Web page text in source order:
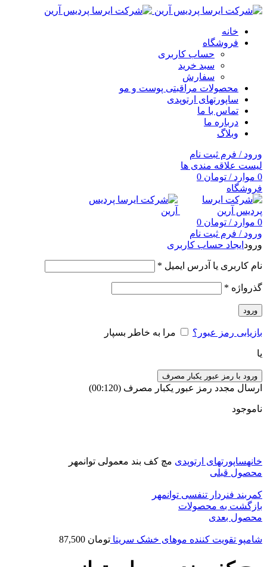
خانه
فروشگاه
حساب کاربری
سبد خرید
سفارش
محصولات مراقبتی پوست و مو
ساپورتهای ارتوپدی
تماس با ما
درباره ما
وبلاگ
ورود / فرم ثبت نام
لیست علاقه مندی ها
0 موارد / تومان
فروشگاه
0 موارد / تومان
ورود / فرم ثبت نام
ورود ایجاد حساب کاربری
نام کاربری یا آدرس ایمیل *
گذرواژه *
ورود
بازیابی رمز عبور؟ مرا به خاطر بسپار
یا
ورود با رمز عبور یکبار مصرف
ارسال مجدد رمز عبور یکبار مصرف (00:
120
)
ناموجود
خانهساپورتهای ارتوپدی مچ کف بند معمولی توانمهر
محصول قبلی
کمربند فنردار تنفسی توانمهر
بازگشت به محصولات
محصول بعدی
شامپو تقویت کننده موهای خشک سریتا تومان